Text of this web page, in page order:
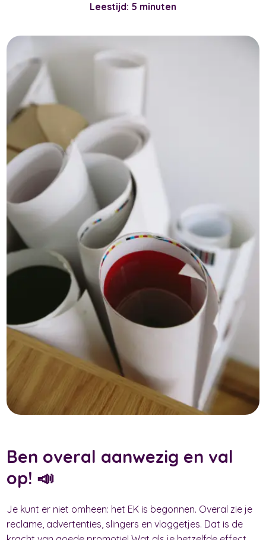
Leestijd: 5 minuten
Ben overal aanwezig en val
op! 📣
Je kunt er niet omheen: het EK is begonnen. Overal zie je
reclame, advertenties, slingers en vlaggetjes. Dat is de